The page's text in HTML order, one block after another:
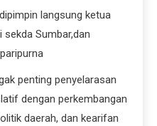
langsung ketua
sekda Sumbar,dan
penting penyelarasan
dengan perkembangan
daerah, dan kearifan